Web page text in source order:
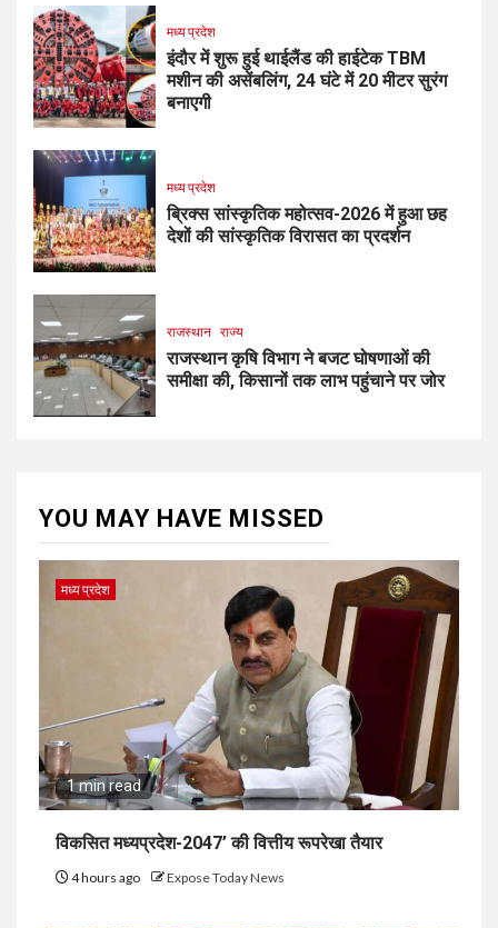
मध्य प्रदेश
इंदौर में शुरू हुई थाईलैंड की हाईटेक TBM
मशीन की असेंबलिंग, 24 घंटे में 20 मीटर सुरंग
बनाएगी
मध्य प्रदेश
ब्रिक्स सांस्कृतिक महोत्सव-2026 में हुआ छह
देशों की सांस्कृतिक विरासत का प्रदर्शन
राजस्थान राज्य
राजस्थान कृषि विभाग ने बजट घोषणाओं की
समीक्षा की, किसानों तक लाभ पहुंचाने पर जोर
YOU MAY HAVE MISSED
मध्य प्रदेश
1 min read
विकसित मध्यप्रदेश-2047’ की वित्तीय रूपरेखा तैयार
4 hours ago Expose Today News